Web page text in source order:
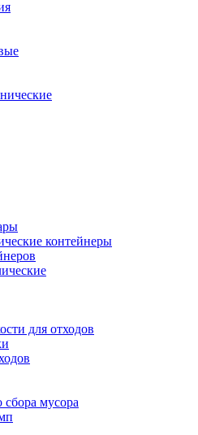
контейнеры
для отходов
сбора мусора